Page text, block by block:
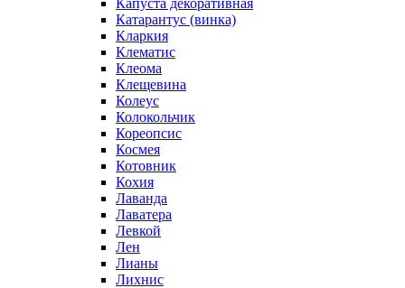
Капуста декоративная
Катарантус (винка)
Кларкия
Клематис
Клеома
Клещевина
Колеус
Колокольчик
Кореопсис
Космея
Котовник
Кохия
Лаванда
Лаватера
Левкой
Лен
Лианы
Лихнис